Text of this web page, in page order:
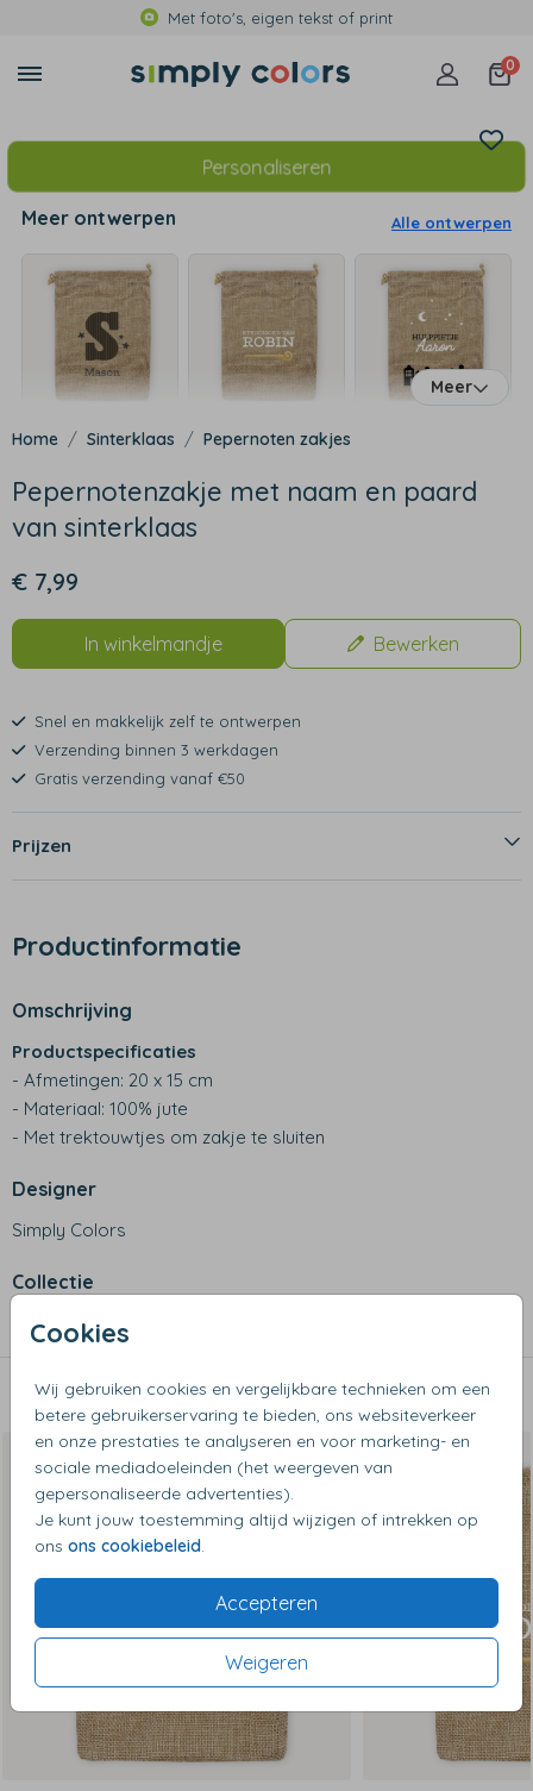
Met foto's, eigen tekst of print
0
Cookies
Wij gebruiken cookies en vergelijkbare technieken om een
betere gebruikerservaring te bieden, ons websiteverkeer
en onze prestaties te analyseren en voor marketing- en
sociale mediadoeleinden (het weergeven van
gepersonaliseerde advertenties).
Je kunt jouw toestemming altijd wijzigen of intrekken op
ons ons cookiebeleid
Accepteren
Weigeren
Personaliseren
Meer ontwerpen Alle ontwerpen
Meer
Sinterklaas Pepernoten zakjes
Pepernotenzakje met naam en paard
van sinterklaas
€ 7,99
In winkelmandje Bewerken
Snel en makkelijk zelf te ontwerpen
Verzending binnen 3 werkdagen
Gratis verzending vanaf €50
Prijzen
Productinformatie
Omschrijving
Productspecificaties
- Afmetingen: 20 x 15 cm
- Materiaal: 100% jute
- Met trektouwtjes om zakje te sluiten
Designer
Simply Colors
Collectie
Pepernoten zakjes
Dit vind je misschien ook leuk